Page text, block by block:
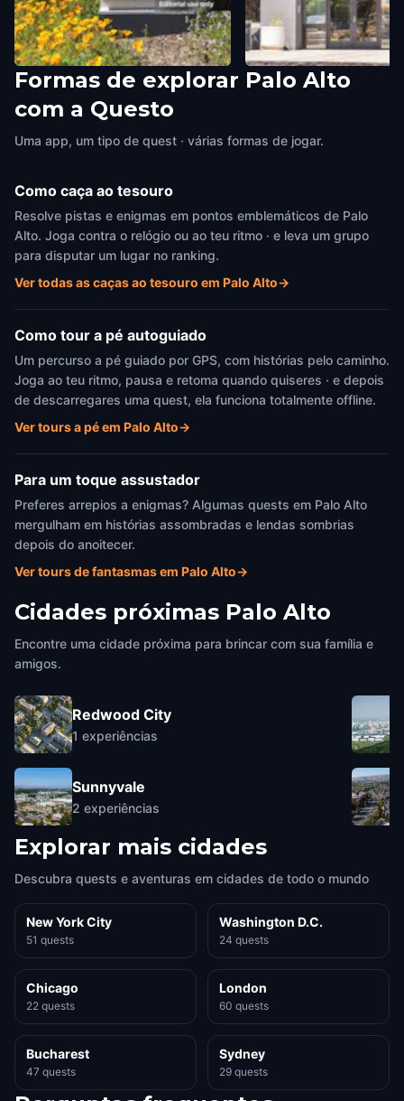
First Funding of Google
Palo Alto ,United States of America
Silicon Valley Bank
Formas de explorar Palo Alto
com a Questo
Uma app, um tipo de quest · várias formas de jogar.
Como caça ao tesouro
Resolve pistas e enigmas em pontos emblemáticos de Palo
Alto. Joga contra o relógio ou ao teu ritmo · e leva um grupo
para disputar um lugar no ranking.
Ver todas as caças ao tesouro em Palo Alto→
Como tour a pé autoguiado
Um percurso a pé guiado por GPS, com histórias pelo caminho.
Joga ao teu ritmo, pausa e retoma quando quiseres · e depois
de descarregares uma quest, ela funciona totalmente offline.
Ver tours a pé em Palo Alto→
Para um toque assustador
Preferes arrepios a enigmas? Algumas quests em Palo Alto
mergulham em histórias assombradas e lendas sombrias
depois do anoitecer.
Ver tours de fantasmas em Palo Alto→
Cidades próximas Palo Alto
Encontre uma cidade próxima para brincar com sua família e
amigos.
Redwood City
1 experiências
Sunnyvale
2 experiências
Explorar mais cidades
Descubra quests e aventuras em cidades de todo o mundo
New York City
51 quests
Washington D.C.
24 quests
Chicago
22 quests
London
60 quests
Bucharest
47 quests
Sydney
29 quests